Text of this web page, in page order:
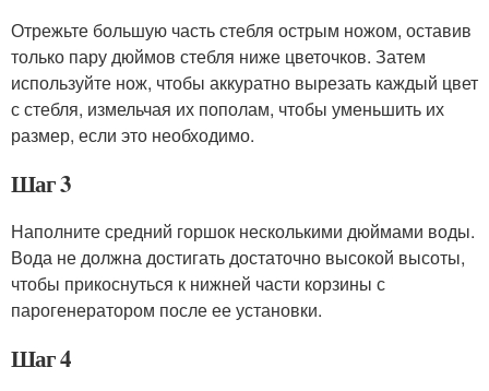
Отрежьте большую часть стебля острым ножом, оставив
только пару дюймов стебля ниже цветочков. Затем
используйте нож, чтобы аккуратно вырезать каждый цвет
с стебля, измельчая их пополам, чтобы уменьшить их
размер, если это необходимо.
Шаг 3
Наполните средний горшок несколькими дюймами воды.
Вода не должна достигать достаточно высокой высоты,
чтобы прикоснуться к нижней части корзины с
парогенератором после ее установки.
Шаг 4